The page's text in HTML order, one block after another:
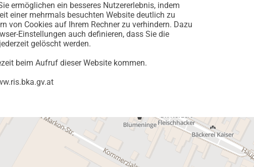
ermöglichen ein besseres Nutzererlebnis, indem
einer mehrmals besuchten Website deutlich zu
von Cookies auf Ihrem Rechner zu verhindern. Dazu
Einstellungen auch definieren, dass Sie die
gelöscht werden.
beim Aufruf dieser Website kommen.